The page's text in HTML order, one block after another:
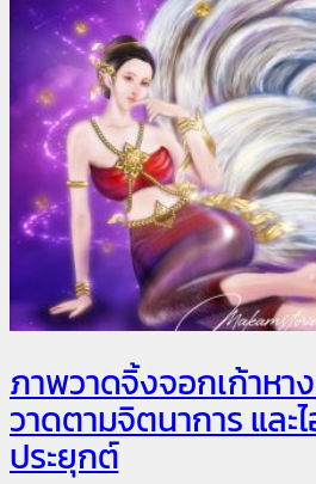
ภาพวาดจิ้งจอกเก้าหา
วาดตามจิตนาการ แล
ประยุกต์